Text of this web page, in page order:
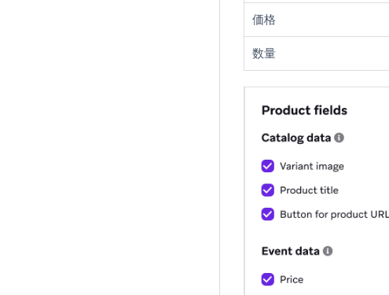
価格
数量